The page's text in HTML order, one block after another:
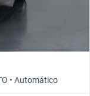
• Automático